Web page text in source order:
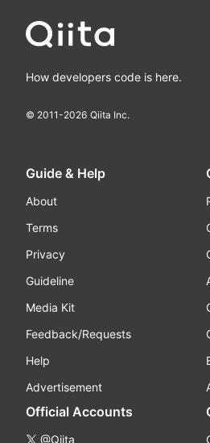
How developers code is here.
© 2011-2026 Qiita Inc.
Guide & Help
About
Terms
Privacy
Guideline
Media Kit
Feedback/Requests
Help
Advertisement
Official Accounts
@Qiita